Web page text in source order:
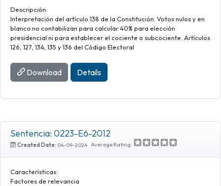
Descripción:
Interpretación del artículo 138 de la Constitución. Votos nulos y en
blanco no contabilizan para calcular 40% para elección
presidencial ni para establecer el cociente o subcociente. Artículos
126, 127, 134, 135 y 136 del Código Electoral
Download Details
Sentencia: 0223-E6-2012
Created Date: 04-09-2024 Average Rating:
Características:
Factores de relevancia